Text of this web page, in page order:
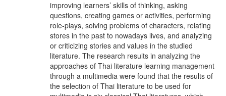
improving learners’ skills of thinking, asking
questions, creating games or activities, performing
role-plays, solving problems of characters, relating
stores in the past to nowadays lives, and analyzing
or criticizing stories and values in the studied
literature. The research results in analyzing the
approaches of Thai literature learning management
through a multimedia were found that the results of
the selection of Thai literature to be used for